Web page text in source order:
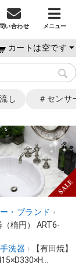
問い合わせ メニュー
カートは空です
し ＃センサ
・ブランド ›
（楕円） ART6-
洗器 ›
【有田焼】